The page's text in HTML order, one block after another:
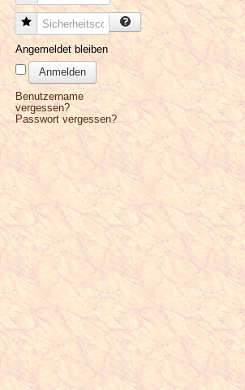
Sicherheitscode
Angemeldet bleiben
Anmelden
Benutzername
vergessen?
Passwort vergessen?